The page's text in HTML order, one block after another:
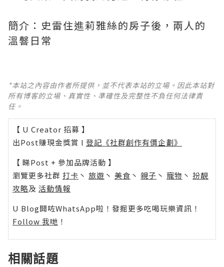
簡介：史雷住進莉雅絲的房子後，兩人的
溫韾日常
*本站之內容由作者所提供，並不代表本站的立場。因此本站對
所有博客的立場、真實性、準確性及完整性不負任何法律責
任。
【 U Creator 招募 】
出Post賺現金獎賞 l 登記《社群創作有價企劃》
【 睇Post + 參加品牌活動 】
瀏覽更多社群 打卡 丶 旅遊 丶 美食 丶 親子 丶 寵物 丶 扮靚
攻略及 活動情報
U Blog開咗WhatsApp啦！發掘更多吃喝玩樂資訊！
Follow 我哋 ！
相關話題